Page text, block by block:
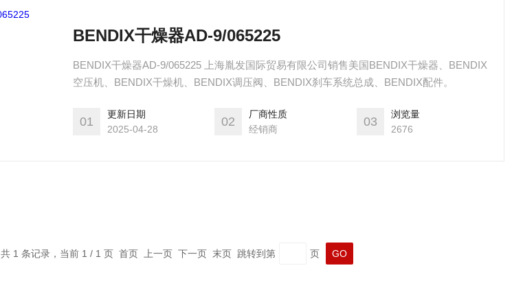
BENDIX干燥器AD-9/065225
BENDIX干燥器AD-9/065225 上海胤发国际贸易有限公司销售美国BENDIX干燥器、BENDIX
空压机、BENDIX干燥机、BENDIX调压阀、BENDIX刹车系统总成、BENDIX配件。
01
更新日期
2025-04-28
02
厂商性质
经销商
03
浏览量
2676
共 1 条记录，当前 1 / 1 页 首页 上一页 下一页 末页 跳转到第 页